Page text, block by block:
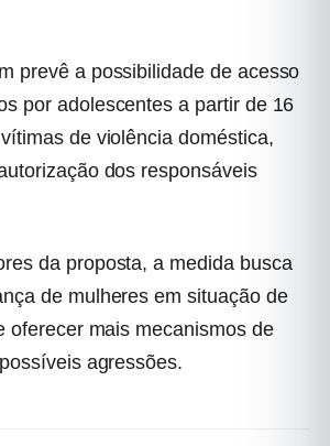
prevê a possibilidade de acesso
por adolescentes a partir de 16
de violência doméstica,
dos responsáveis
da proposta, a medida busca
de mulheres em situação de
oferecer mais mecanismos de
agressões.